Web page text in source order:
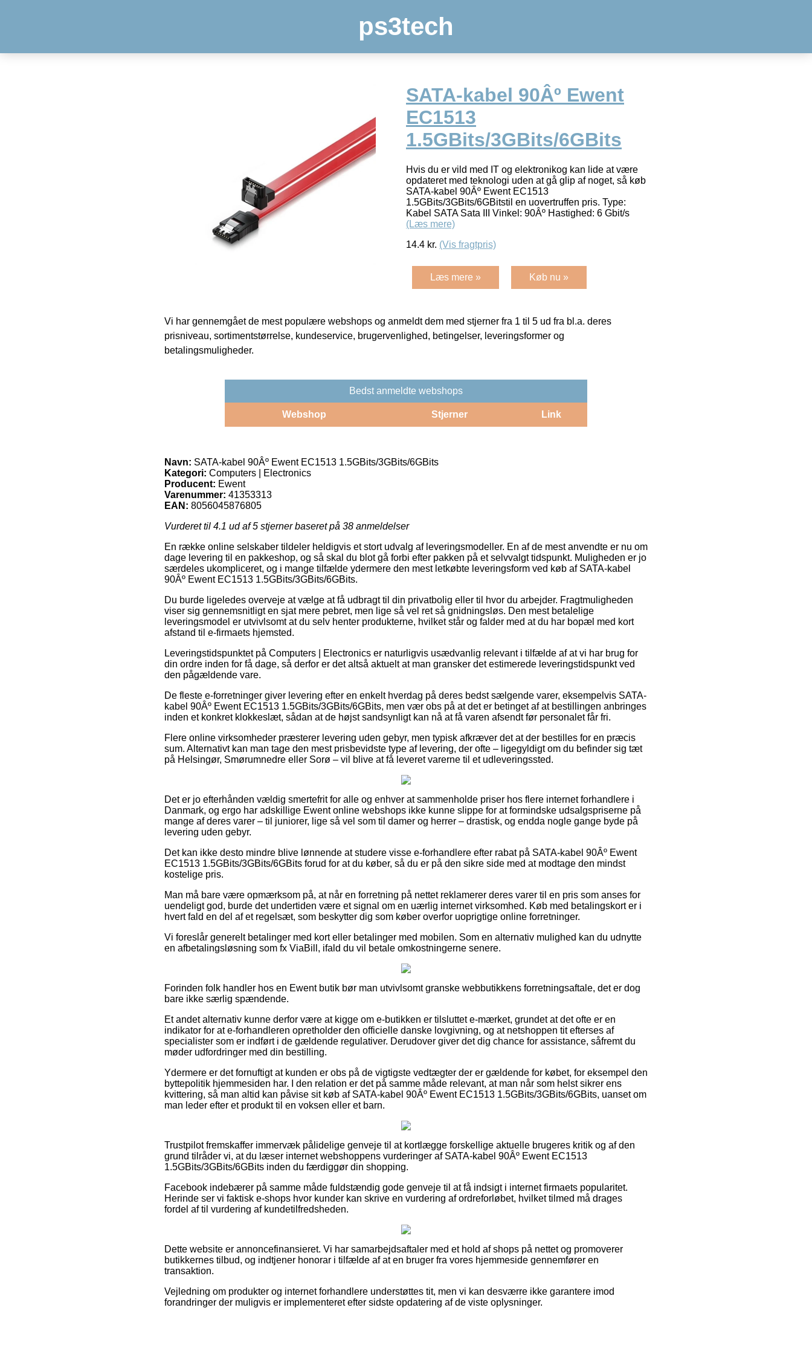
ps3tech
SATA-kabel 90Âº Ewent
EC1513
1.5GBits/3GBits/6GBits
Hvis du er vild med IT og elektronikog kan lide at være
opdateret med teknologi uden at gå glip af noget, så køb
SATA-kabel 90Âº Ewent EC1513
1.5GBits/3GBits/6GBitstil en uovertruffen pris. Type:
Kabel SATA Sata III Vinkel: 90Âº Hastighed: 6 Gbit/s
(Læs mere)
14.4 kr. (Vis fragtpris)
Læs mere » Køb nu »
Vi har gennemgået de mest populære webshops og anmeldt dem med stjerner fra 1 til 5 ud fra bl.a. deres
prisniveau, sortimentstørrelse, kundeservice, brugervenlighed, betingelser, leveringsformer og
betalingsmuligheder.
Bedst anmeldte webshops
Webshop Stjerner Link
Navn: SATA-kabel 90Âº Ewent EC1513 1.5GBits/3GBits/6GBits
Kategori: Computers | Electronics
Producent: Ewent
Varenummer: 41353313
EAN: 8056045876805
Vurderet til 4.1 ud af 5 stjerner baseret på 38 anmeldelser
En række online selskaber tildeler heldigvis et stort udvalg af leveringsmodeller. En af de mest anvendte er nu om
dage levering til en pakkeshop, og så skal du blot gå forbi efter pakken på et selvvalgt tidspunkt. Muligheden er jo
særdeles ukompliceret, og i mange tilfælde ydermere den mest letkøbte leveringsform ved køb af SATA-kabel
90Âº Ewent EC1513 1.5GBits/3GBits/6GBits.
Du burde ligeledes overveje at vælge at få udbragt til din privatbolig eller til hvor du arbejder. Fragtmuligheden
viser sig gennemsnitligt en sjat mere pebret, men lige så vel ret så gnidningsløs. Den mest betalelige
leveringsmodel er utvivlsomt at du selv henter produkterne, hvilket står og falder med at du har bopæl med kort
afstand til e-firmaets hjemsted.
Leveringstidspunktet på Computers | Electronics er naturligvis usædvanlig relevant i tilfælde af at vi har brug for
din ordre inden for få dage, så derfor er det altså aktuelt at man gransker det estimerede leveringstidspunkt ved
den pågældende vare.
De fleste e-forretninger giver levering efter en enkelt hverdag på deres bedst sælgende varer, eksempelvis SATA-
kabel 90Âº Ewent EC1513 1.5GBits/3GBits/6GBits, men vær obs på at det er betinget af at bestillingen anbringes
inden et konkret klokkeslæt, sådan at de højst sandsynligt kan nå at få varen afsendt før personalet får fri.
Flere online virksomheder præsterer levering uden gebyr, men typisk afkræver det at der bestilles for en præcis
sum. Alternativt kan man tage den mest prisbevidste type af levering, der ofte – ligegyldigt om du befinder sig tæt
på Helsingør, Smørumnedre eller Sorø – vil blive at få leveret varerne til et udleveringssted.
Det er jo efterhånden vældig smertefrit for alle og enhver at sammenholde priser hos flere internet forhandlere i
Danmark, og ergo har adskillige Ewent online webshops ikke kunne slippe for at formindske udsalgspriserne på
mange af deres varer – til juniorer, lige så vel som til damer og herrer – drastisk, og endda nogle gange byde på
levering uden gebyr.
Det kan ikke desto mindre blive lønnende at studere visse e-forhandlere efter rabat på SATA-kabel 90Âº Ewent
EC1513 1.5GBits/3GBits/6GBits forud for at du køber, så du er på den sikre side med at modtage den mindst
kostelige pris.
Man må bare være opmærksom på, at når en forretning på nettet reklamerer deres varer til en pris som anses for
uendeligt god, burde det undertiden være et signal om en uærlig internet virksomhed. Køb med betalingskort er i
hvert fald en del af et regelsæt, som beskytter dig som køber overfor uoprigtige online forretninger.
Vi foreslår generelt betalinger med kort eller betalinger med mobilen. Som en alternativ mulighed kan du udnytte
en afbetalingsløsning som fx ViaBill, ifald du vil betale omkostningerne senere.
Forinden folk handler hos en Ewent butik bør man utvivlsomt granske webbutikkens forretningsaftale, det er dog
bare ikke særlig spændende.
Et andet alternativ kunne derfor være at kigge om e-butikken er tilsluttet e-mærket, grundet at det ofte er en
indikator for at e-forhandleren opretholder den officielle danske lovgivning, og at netshoppen tit efterses af
specialister som er indført i de gældende regulativer. Derudover giver det dig chance for assistance, såfremt du
møder udfordringer med din bestilling.
Ydermere er det fornuftigt at kunden er obs på de vigtigste vedtægter der er gældende for købet, for eksempel den
byttepolitik hjemmesiden har. I den relation er det på samme måde relevant, at man når som helst sikrer ens
kvittering, så man altid kan påvise sit køb af SATA-kabel 90Âº Ewent EC1513 1.5GBits/3GBits/6GBits, uanset om
man leder efter et produkt til en voksen eller et barn.
Trustpilot fremskaffer immervæk pålidelige genveje til at kortlægge forskellige aktuelle brugeres kritik og af den
grund tilråder vi, at du læser internet webshoppens vurderinger af SATA-kabel 90Âº Ewent EC1513
1.5GBits/3GBits/6GBits inden du færdiggør din shopping.
Facebook indebærer på samme måde fuldstændig gode genveje til at få indsigt i internet firmaets popularitet.
Herinde ser vi faktisk e-shops hvor kunder kan skrive en vurdering af ordreforløbet, hvilket tilmed må drages
fordel af til vurdering af kundetilfredsheden.
Dette website er annoncefinansieret. Vi har samarbejdsaftaler med et hold af shops på nettet og promoverer
butikkernes tilbud, og indtjener honorar i tilfælde af at en bruger fra vores hjemmeside gennemfører en
transaktion.
Vejledning om produkter og internet forhandlere understøttes tit, men vi kan desværre ikke garantere imod
forandringer der muligvis er implementeret efter sidste opdatering af de viste oplysninger.